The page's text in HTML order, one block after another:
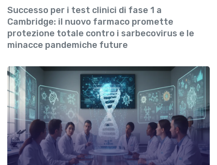
Successo per i test clinici di fase 1 a
Cambridge: il nuovo farmaco promette
protezione totale contro i sarbecovirus e le
minacce pandemiche future